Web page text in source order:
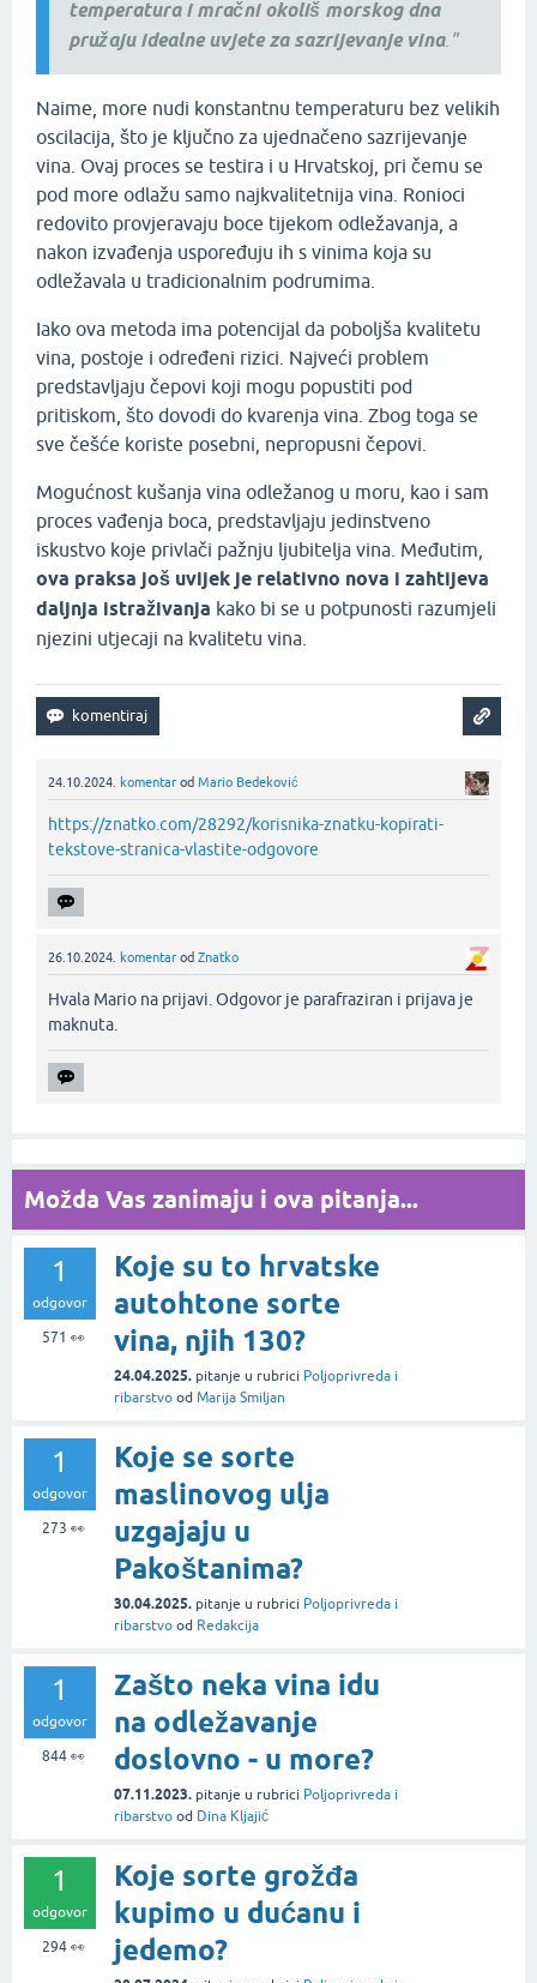
temperatura i mračni okoliš morskog dna
pružaju idealne uvjete za sazrijevanje vina."
Naime, more nudi konstantnu temperaturu bez velikih
oscilacija, što je ključno za ujednačeno sazrijevanje
vina. Ovaj proces se testira i u Hrvatskoj, pri čemu se
pod more odlažu samo najkvalitetnija vina. Ronioci
redovito provjeravaju boce tijekom odležavanja, a
nakon izvađenja uspoređuju ih s vinima koja su
odležavala u tradicionalnim podrumima.
Iako ova metoda ima potencijal da poboljša kvalitetu
vina, postoje i određeni rizici. Najveći problem
predstavljaju čepovi koji mogu popustiti pod
pritiskom, što dovodi do kvarenja vina. Zbog toga se
sve češće koriste posebni, nepropusni čepovi.
Mogućnost kušanja vina odležanog u moru, kao i sam
proces vađenja boca, predstavljaju jedinstveno
iskustvo koje privlači pažnju ljubitelja vina. Međutim,
ova praksa još uvijek je relativno nova i zahtijeva
daljnja istraživanja kako bi se u potpunosti razumjeli
njezini utjecaji na kvalitetu vina.
24.10.2024. komentar od Mario Bedeković
https://znatko.com/28292/korisnika-znatku-kopirati-
tekstove-stranica-vlastite-odgovore
26.10.2024. komentar od Znatko
Hvala Mario na prijavi. Odgovor je parafraziran i prijava je
maknuta.‌
Možda Vas zanimaju i ova pitanja...
1
odgovor
571 👀
Koje su to hrvatske
autohtone sorte
vina, njih 130?
24.04.2025. pitanje u rubrici Poljoprivreda i
ribarstvo od Marija Smiljan
1
odgovor
273 👀
Koje se sorte
maslinovog ulja
uzgajaju u
Pakoštanima?
30.04.2025. pitanje u rubrici Poljoprivreda i
ribarstvo od Redakcija
1
odgovor
844👀
Zašto neka vina idu
na odležavanje
doslovno - u more?
07.11.2023. pitanje u rubrici Poljoprivreda i
ribarstvo od Dina Kljajić
1
odgovor
294👀
Koje sorte grožđa
kupimo u dućanu i
jedemo?